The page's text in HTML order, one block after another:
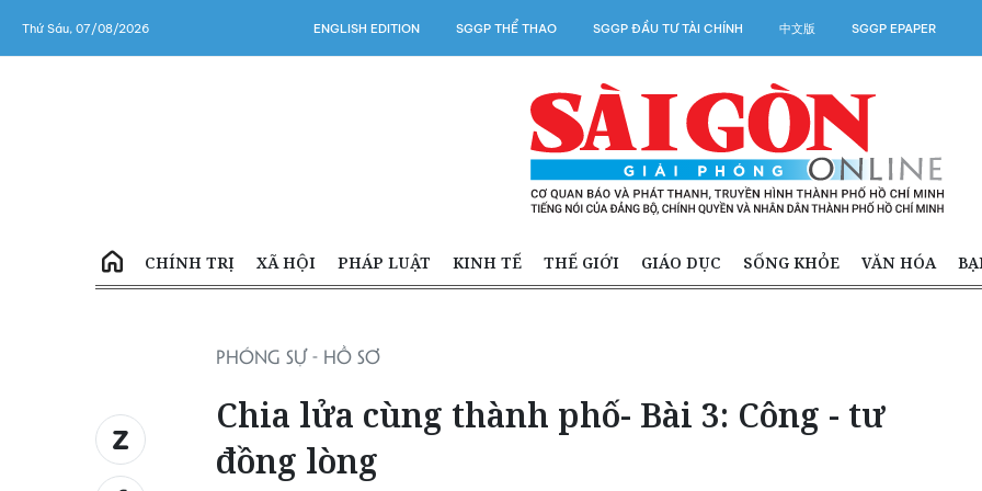
Thứ Sáu, 07/08/2026 ENGLISH EDITION SGGP THỂ THAO SGGP ĐẦU TƯ TÀI CHÍNH 中文版 SGGP EPAPER
CHÍNH TRỊ XÃ HỘI PHÁP LUẬT KINH TẾ THẾ GIỚI GIÁO DỤC SỐNG KHỎE VĂN HÓA
PHÓNG SỰ - HỒ SƠ
Chia lửa cùng thành phố- Bài 3: Công - tư
đồng lòng